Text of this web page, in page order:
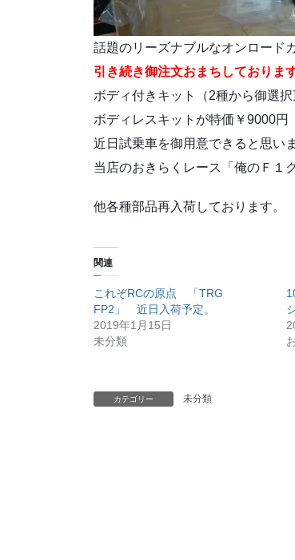
話題のリーズナブルなオンロード
引き続き御注文おまちしております
ボディ付きキット（2種から御選
ボディレスキットが特価￥9000円
近日試乗車を御用意できると思いま
当店のおきらくレース「俺のＦ１
他各種部品再入荷しております。
関連
これぞRCの原点 「TRG
FP2」 近日入荷予定。
2019年1月15日
未分類
カテゴリー 未分類